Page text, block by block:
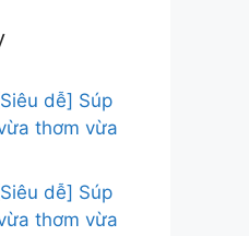
dễ] Súp
thơm vừa
dễ] Súp
thơm vừa